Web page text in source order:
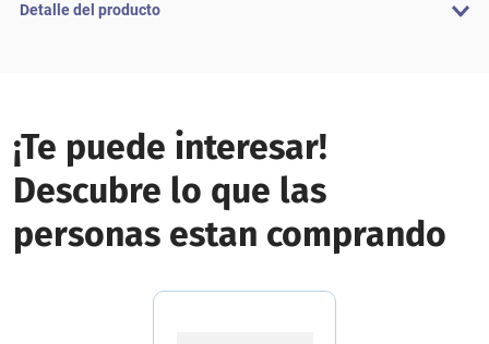
Detalle del producto
¡Te puede interesar!
Descubre lo que las
personas estan comprando